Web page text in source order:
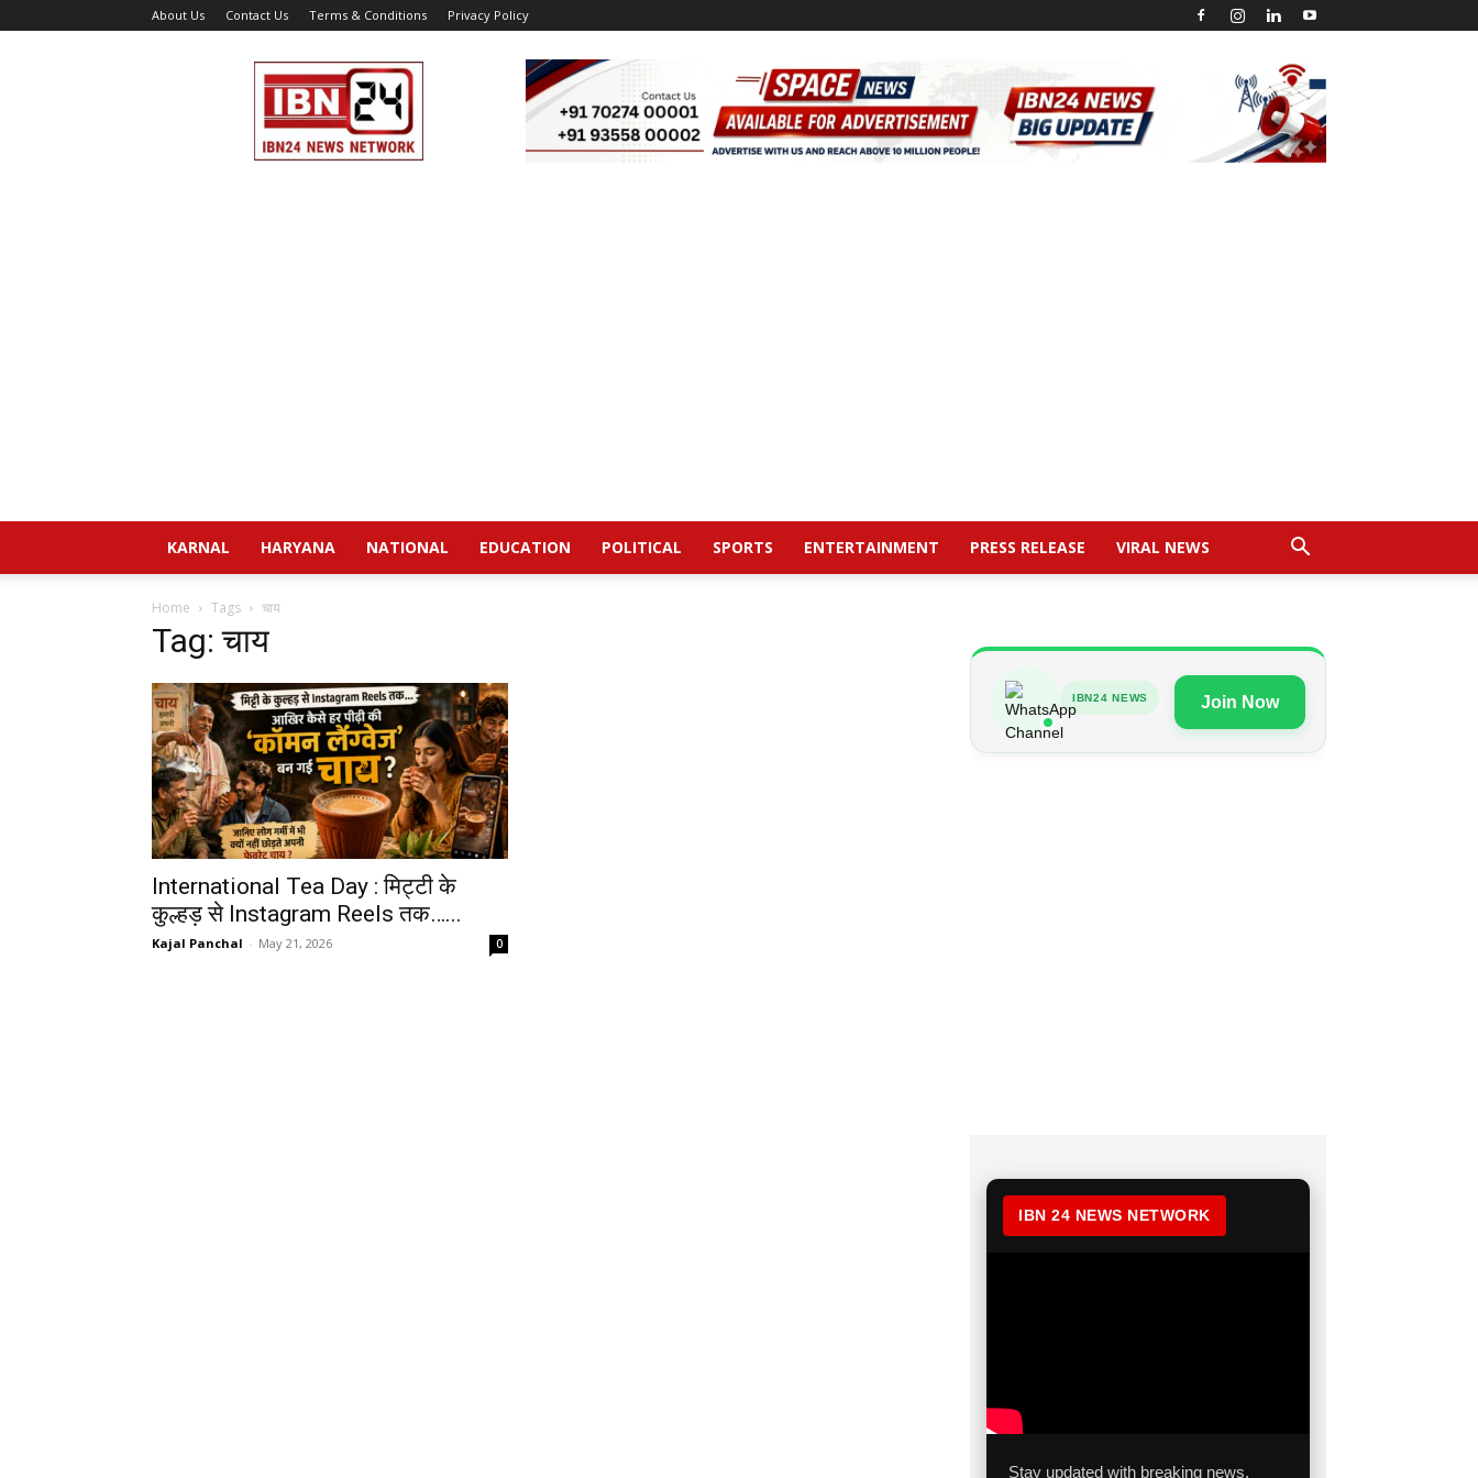
About Us Contact Us Terms & Conditions Privacy Policy
IBN
24
News
KARNAL HARYANA NATIONAL EDUCATION POLITICAL SPORTS ENTERTAINMENT PRESS RELEASE VIRAL NEWS
Home Tags चाय
Tag: चाय
International Tea Day : मिट्टी के
कुल्हड़ से Instagram Reels तक…...
Kajal Panchal - May 21, 2026 0
IBN24 NEWS Join Now
IBN 24 NEWS NETWORK
Stay updated with breaking news,